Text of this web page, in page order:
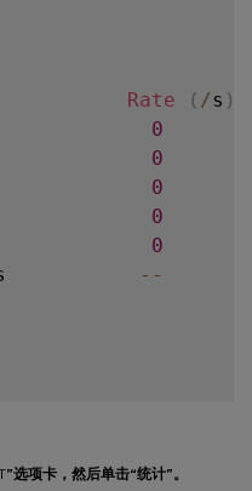
Rate
( /s )
0
0
0
0
0
--
”选项卡，然后单击“统计”。